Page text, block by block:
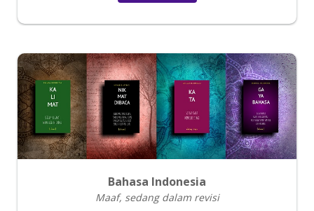
Bahasa Indonesia
Maaf, sedang dalam revisi